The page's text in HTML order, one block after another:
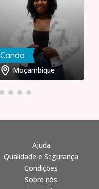
Canda
Moçambique
Ajuda
Qualidade e Segurança
Condições
Sobre nós